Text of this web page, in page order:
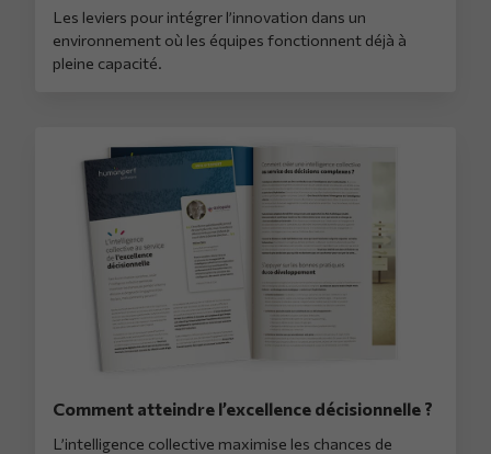
Les leviers pour intégrer l’innovation dans un
environnement où les équipes fonctionnent déjà à
pleine capacité.
Comment atteindre l’excellence décisionnelle ?
L’intelligence collective maximise les chances de